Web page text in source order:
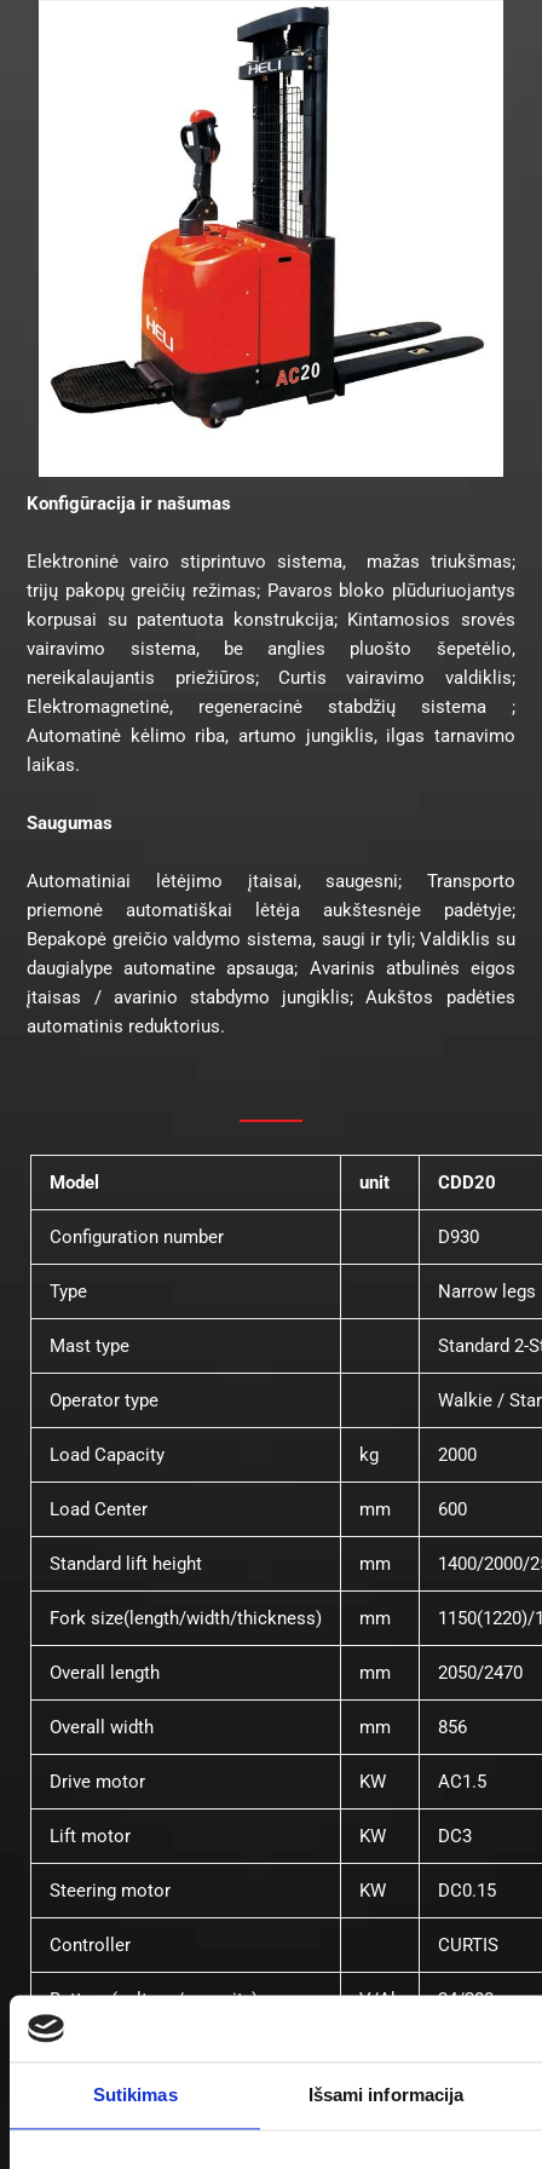
Sutikimas Išsami informacija
Konfigūracija ir našumas
Elektroninė vairo stiprintuvo sistema, mažas triukšmas;
trijų pakopų greičių režimas; Pavaros bloko plūduriuojantys
korpusai su patentuota konstrukcija; Kintamosios srovės
vairavimo sistema, be anglies pluošto šepetėlio,
nereikalaujantis priežiūros; Curtis vairavimo valdiklis;
Elektromagnetinė, regeneracinė stabdžių sistema ;
Automatinė kėlimo riba, artumo jungiklis, ilgas tarnavimo
laikas.
Saugumas
Automatiniai lėtėjimo įtaisai, saugesni; Transporto
priemonė automatiškai lėtėja aukštesnėje padėtyje;
Bepakopė greičio valdymo sistema, saugi ir tyli; Valdiklis su
daugialype automatine apsauga; Avarinis atbulinės eigos
įtaisas / avarinio stabdymo jungiklis; Aukštos padėties
automatinis reduktorius.
Model unit CDD20
Configuration number D930
Type Narrow legs
Mast type Standard 2-
Operator type Walkie /
Load Capacity kg 2000
Load Center mm 600
Standard lift height mm 1400/2000/
Fork size(length/width/thickness) mm 1150(1220)/
Overall length mm 2050/2470
Overall width mm 856
Drive motor KW AC1.5
Lift motor KW DC3
Steering motor KW DC0.15
Controller CURTIS
Battery (voltage/capacity) V/Ah 24/280